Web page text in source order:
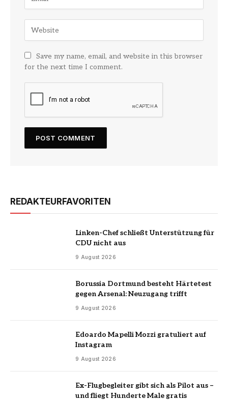
Save my name, email, and website in this browser
for the next time I comment.
REDAKTEURFAVORITEN
Linken-Chef schließt Unterstützung für
CDU nicht aus
9 August 2026
Borussia Dortmund besteht Härtetest
gegen Arsenal: Neuzugang trifft
9 August 2026
Edoardo Mapelli Mozzi gratuliert auf
Instagram
9 August 2026
Ex-Flugbegleiter gibt sich als Pilot aus –
und fliegt Hunderte Male gratis